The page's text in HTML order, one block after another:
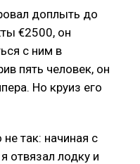
доплыть до
€2500, он
с ним в
пять человек, он
Но круиз его
так: начиная с
отвязал лодку и